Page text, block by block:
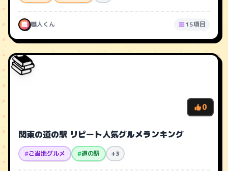
職 職人くん 15項目
📚
0
関東の道の駅 リピート人気グルメランキング
#ご当地グルメ #道の駅 +3